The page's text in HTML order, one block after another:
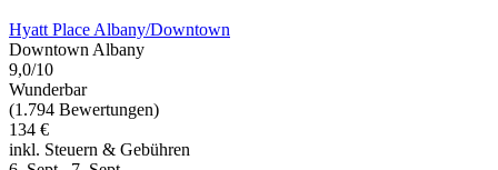
Hyatt Place Albany/Downtown
Downtown Albany
9,0/10
Wunderbar
(1.794 Bewertungen)
134 €
inkl. Steuern & Gebühren